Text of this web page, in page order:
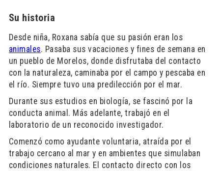
Su historia
Desde niña, Roxana sabía que su pasión eran los
animales. Pasaba sus vacaciones y fines de semana en
un pueblo de Morelos, donde disfrutaba del contacto
con la naturaleza, caminaba por el campo y pescaba en
el río. Siempre tuvo una predilección por el mar.
Durante sus estudios en biología, se fascinó por la
conducta animal. Más adelante, trabajó en el
laboratorio de un reconocido investigador.
Comenzó como ayudante voluntaria, atraída por el
trabajo cercano al mar y en ambientes que simulaban
condiciones naturales. El contacto directo con los